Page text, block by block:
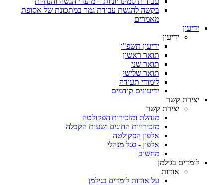
בקשה להגשת עבודת גמר במתכונת של אסופת
מאמרים
ידיעון
ידיעון
ידיעון תשפ"ו
תואר ראשון
תואר שני
תואר שלישי
לימודי תעודה
ידיעונים קודמים
יצירת קשר
יצירת קשר
מנהלת ומזכירות הפקולטה
מזכירויות החוגים ושעות הקבלה
אלפון הפקולטה
אלפון - סגל מנהלי
מחשוב
לומדים בגילמן
אודות
על אודות לומדים בגילמן